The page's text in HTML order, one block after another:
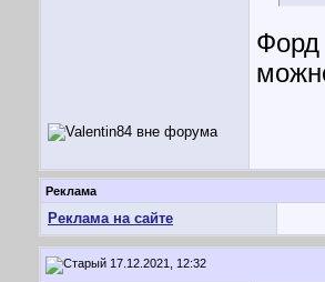
Форд
Реклама
Реклама на сайте
17.12.2021, 12:32